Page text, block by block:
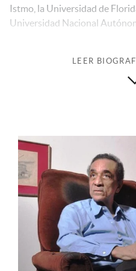
Istmo, la Universidad de
Universidad Nacional
honoris causa por la
entre otros, los siguientes
de celofán
(1972);
El pez y el segundo
mujer
(novela, 1982);Rostros
1991);Para terminar
viernes (novela, 1995);
novelada, 1996);Héroes a
1997);Lucio Dante resucita
(novela, 1999);Cuentos de
Réquiem por un duende
LEER